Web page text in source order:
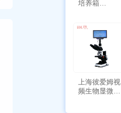
培养箱
上海彼爱姆视
频生物显微镜